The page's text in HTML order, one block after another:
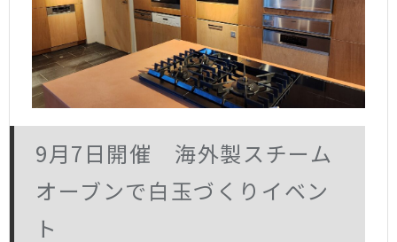
9月7日開催 海外製スチーム
オーブンで白玉づくりイベン
ト